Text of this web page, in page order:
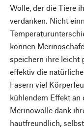
Wolle, der die Tiere
verdanken. Nicht
können
speichern ihre leicht
effektiv die
Fasern viel
kühlendem Effekt
Merinowolle dank
hautfreundlich,